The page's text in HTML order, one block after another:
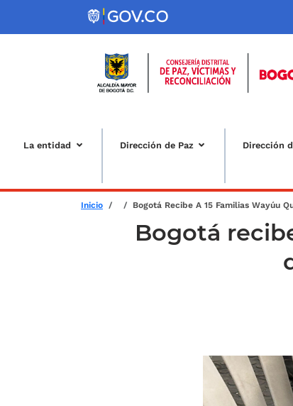
Pasar al contenido principal
La entidad Dirección de Paz Dirección
Sobrescribir enlaces
Inicio Bogotá Recibe A 15 Familias Wayúu
Bogotá